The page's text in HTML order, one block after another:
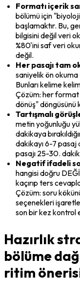
Formatı içerik
bölümü için
başlamaktır. Bu,
bilgisini değil veri
%80'ini saf veri
değil.
Her pasajı tam
saniyelik ön okuma
Bunları kelime
Çözüm: her
dönüş" döngüsünü
Tartışmalı
metin yoğunluğu
dakikaya
dakikayı 6-7 pasaj
pasajı 25-30.
Negatif ifadeli
hangisi doğru
kaçırıp ters
Çözüm: soru
seçenekleri
son bir kez kontrol
Hazırlık
bölüme
ritim